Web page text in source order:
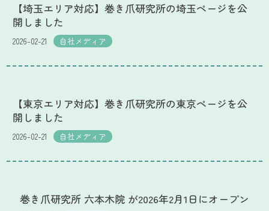
【埼玉エリア対応】巻き爪研究所の埼玉ページを公
開しました
2026-02-21 自社メディア
【東京エリア対応】巻き爪研究所の東京ページを公
開しました
2026-02-21 自社メディア
巻き爪研究所 六本木院 が2026年2月1日にオープン